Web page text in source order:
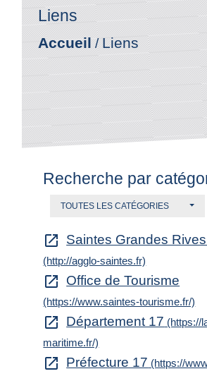
Liens
Accueil/ Liens
Recherche par
TOUTES LES CATÉGORIES
open_in_new Saintes Grandes
(http://agglo-saintes.fr)
open_in_new Office de Tourisme
(https://www.saintes-tourisme.fr/)
open_in_new Département 17 (https://
maritime.fr/)
open_in_new Préfecture 17 (https://